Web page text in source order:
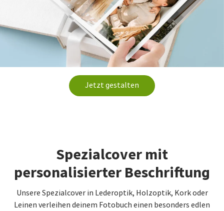
Jetzt gestalten
Spezialcover mit
personalisierter Beschriftung
Unsere Spezialcover in Lederoptik, Holzoptik, Kork oder
Leinen verleihen deinem Fotobuch einen besonders edlen